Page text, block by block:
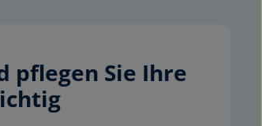
pflegen Sie Ihre